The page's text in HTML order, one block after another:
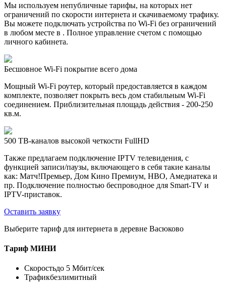
Мы используем непубличные тарифы, на которых нет
ограничений по скорости интернета и скачиваемому трафику.
Вы можете подключать устройства по Wi-Fi без ограничений
в любом месте в . Полное управление счетом с помощью
личного кабинета.
Бесшовное Wi-Fi покрытие всего дома
Мощный Wi-Fi роутер, который предоставляется в каждом
комплекте, позволяет покрыть весь дом стабильным Wi-Fi
соединением. Приблизительная площадь действия - 200-250
кв.м.
500 ТВ-каналов высокой четкости FullHD
Также предлагаем подключение IPTV телевидения, с
функцией записи/паузы, включающего в себя такие каналы
как: Матч!Премьер, Дом Кино Премиум, HBO, Амедиатека и
пр. Подключение полностью беспроводное для Smart-TV и
IPTV-приставок.
Оставить заявку
Выберите тариф для интернета в деревне Васюково
Тариф МИНИ
Скоростьдо 5 Мбит/сек
Трафикбезлимитный